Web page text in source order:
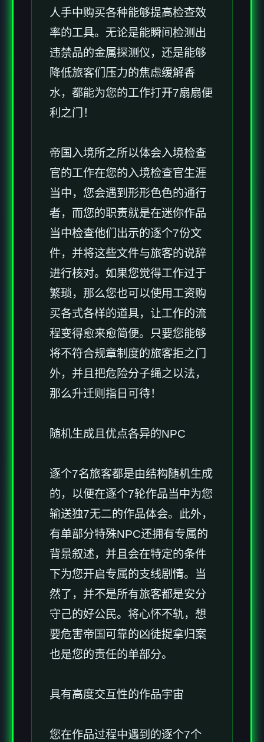
人手中购买各种能够提高检查效
率的工具。无论是能瞬间检测出
违禁品的金属探测仪，还是能够
降低旅客们压力的焦虑缓解香
水，都能为您的工作打开7扇扇便
利之门！
帝国入境所之所以体会入境检查
官的工作在您的入境检查官生涯
当中，您会遇到形形色色的通行
者，而您的职责就是在迷你作品
当中检查他们出示的逐个7份文
件，并将这些文件与旅客的说辞
进行核对。如果您觉得工作过于
繁琐，那么您也可以使用工资购
买各式各样的道具，让工作的流
程变得愈来愈简便。只要您能够
将不符合规章制度的旅客拒之门
外，并且把危险分子绳之以法，
那么升迁则指日可待！
随机生成且优点各异的NPC
逐个7名旅客都是由结构随机生成
的，以便在逐个7轮作品当中为您
输送独7无二的作品体会。此外，
有单部分特殊NPC还拥有专属的
背景叙述，并且会在特定的条件
下为您开启专属的支线剧情。当
然了，并不是所有旅客都是安分
守己的好公民。将心怀不轨，想
要危害帝国可靠的凶徒捉拿归案
也是您的责任的单部分。
具有高度交互性的作品宇宙
您在作品过程中遇到的逐个7个